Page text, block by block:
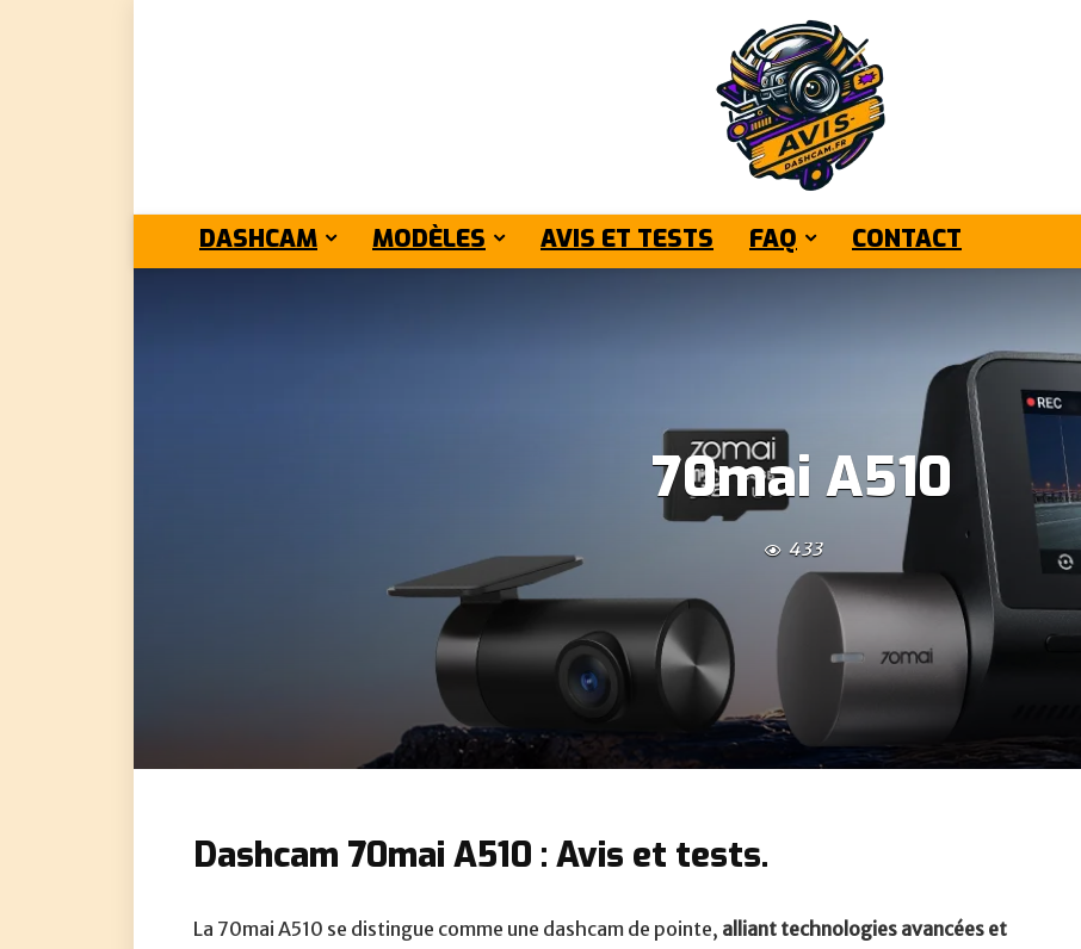
DASHCAM MODÈLES AVIS ET TESTS FAQ CONTACT
70mai A510
433
Dashcam 70mai A510 : Avis et tests.
La 70mai A510 se distingue comme une dashcam de pointe, alliant technologies avancées et